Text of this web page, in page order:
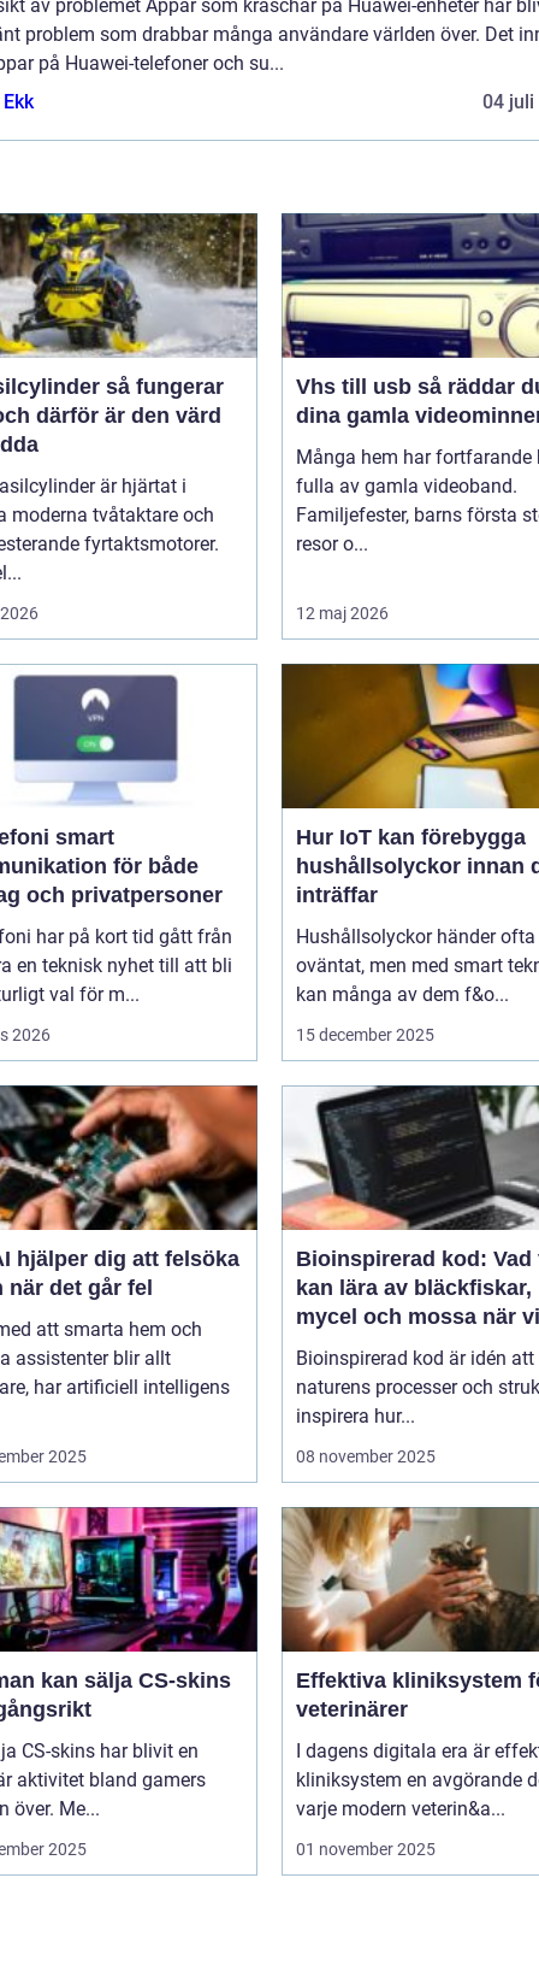
av problemet Appar som kraschar på Huawei-enheter har
problem som drabbar många användare världen över. Det
på Huawei-telefoner och su...
04 juli
så fungerar
därför är den värd
är hjärtat i
moderna tvåtaktare och
fyrtaktsmotorer.
Vhs till usb så räddar du
dina gamla
Många hem har fortfarande
fulla av gamla videoband.
Familjefester, barns första
resor o...
12 maj 2026
smart
för både
och privatpersoner
har på kort tid gått från
en teknisk nyhet till att bli
val för m...
2026
Hur IoT kan förebygga
hushållsolyckor innan
inträffar
Hushållsolyckor händer ofta
oväntat, men med smart
kan många av dem f&o...
15 december 2025
hjälper dig att felsöka
när det går fel
att smarta hem och
assistenter blir allt
har artificiell intelligens
2025
Bioinspirerad kod: Vad
kan lära av bläckfiskar,
mycel och mossa när vi
bygger nya system
Bioinspirerad kod är idén
naturens processer och
inspirera hur...
08 november 2025
kan sälja CS-skins
CS-skins har blivit en
aktivitet bland gamers
över. Me...
2025
Effektiva kliniksystem
veterinärer
I dagens digitala era är
kliniksystem en avgörande
varje modern veterin&a...
01 november 2025